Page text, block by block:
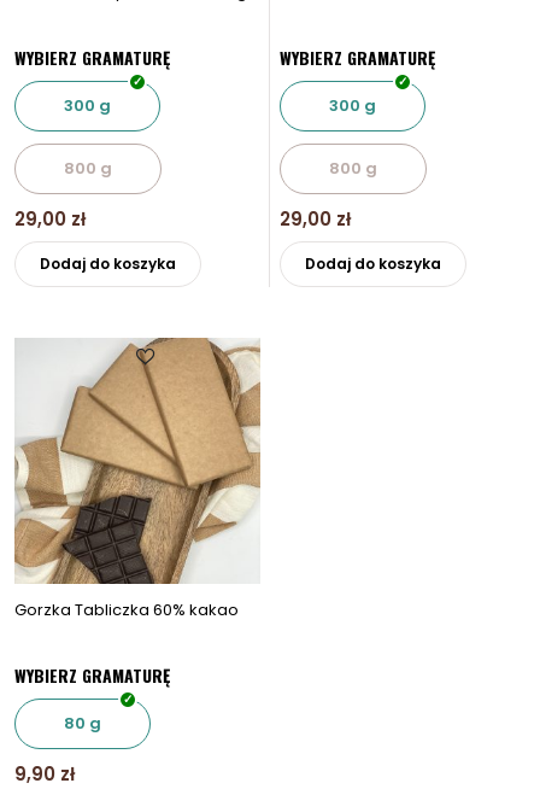
WYBIERZ GRAMATURĘ
300 g
800 g
29,00 zł
Dodaj do koszyka
wiele
wariantów.
Opcje
można
wybrać
na
stronie
produktu
WYBIERZ GRAMATURĘ
300 g
800 g
29,00 zł
Dodaj do koszyka
Gorzka Tabliczka 60% kakao
WYBIERZ GRAMATURĘ
80 g
9,90 zł